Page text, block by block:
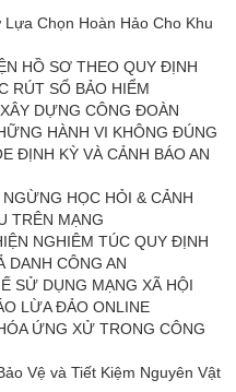
Chọn Hoàn Hảo Cho Khu
HỒ SƠ THEO QUY ĐỊNH
RÚT SỔ BẢO HIỂM
DỰNG CÔNG ĐOÀN
HÀNH VI KHÔNG ĐÚNG
ĐỊNH KỲ VÀ CẢNH BÁO AN
HỌC HỎI & CẢNH
TRÊN MẠNG
NGHIÊM TÚC QUY ĐỊNH
DANH CÔNG AN
SỬ DỤNG MẠNG XÃ HỘI
LỪA ĐẢO ONLINE
ỨNG XỬ TRONG CÔNG
Vệ và Tiết Kiệm Nguyên Vật